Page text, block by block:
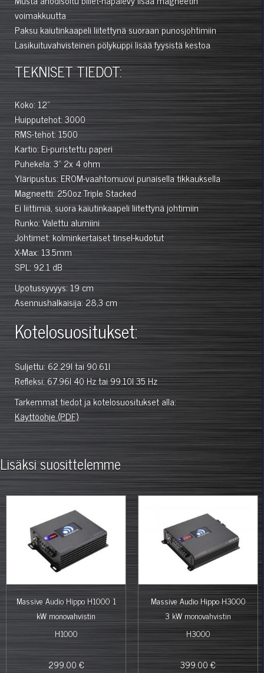
voimakkuutta
Paksu kaiutinkaapeli liitettynä suoraan punosjohtimiin
Lasikuituvahvisteinen pölykuppi lisää fyysistä kestoa
TEKNISET TIEDOT:
Koko: 12”
Huipputehot: 3000
RMS-tehot: 1500
Kartio: Ei-puristettu paperi
Puhekela: 3" 2x 4 ohm
Yläripustus: EROM-vaahtomuovi punaisella tikkauksella
Magneetti: 250oz Triple Stacked
Ei liittimiä, suora kaiutinkaapeli liitettynä johtimiin
Runko: Valettu alumiini
Johtimet: kolminkertaiset tinsel-kudotut
X-Max: 13.5mm
SPL: 92.1 dB
Upotussyvyys: 19 cm
Asennushalkaisija: 28,3 cm
Kotelosuositukset:
Suljettu: 62.29l tai 90.61l
Refleksi: 67.96l 40 Hz tai 99.10l 35 Hz
Tarkemmat tiedot ja kotelosuositukset alla:
Käyttöohje (PDF)
Lisäksi suosittelemme
Massive Audio Hippo H1000 1
kW monovahvistin
H1000
299.00 €
Massive Audio Hippo H3000
3 kW monovahvistin
H3000
399.00 €